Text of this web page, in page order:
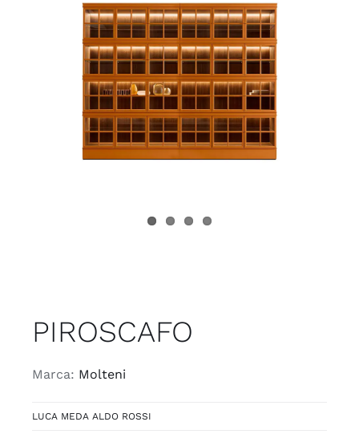
Juvenil
Accesorios
Marcas
Tiendas
PIROSCAFO
Marca: Molteni
LUCA MEDA ALDO ROSSI